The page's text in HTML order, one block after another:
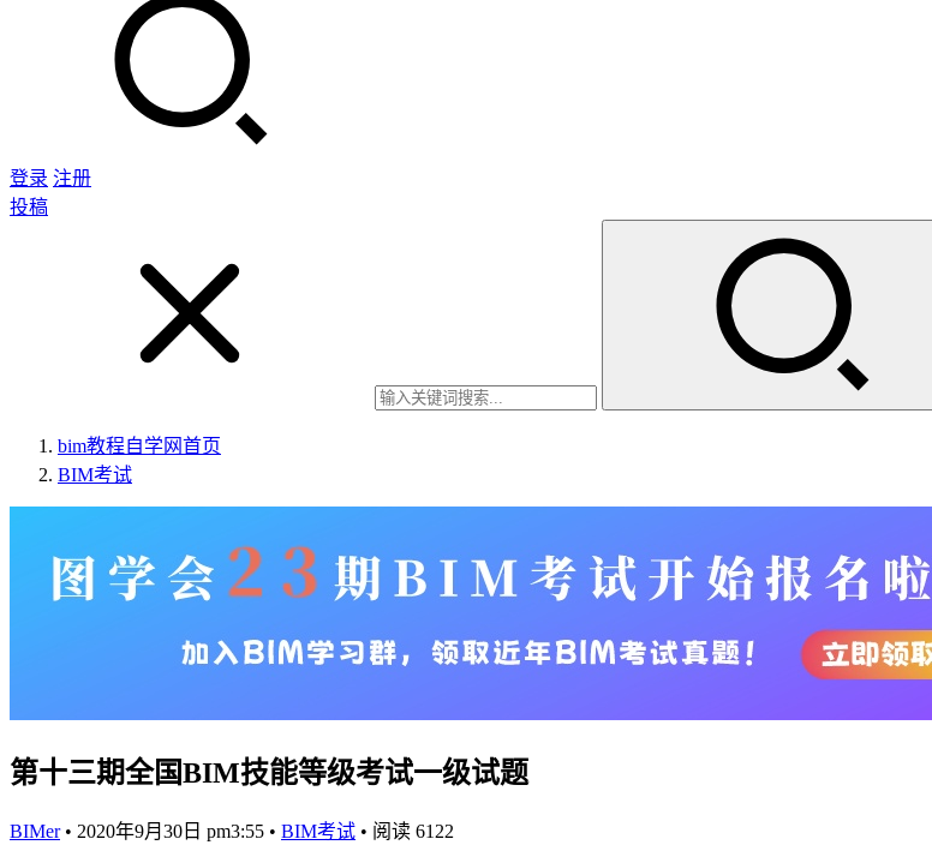
登录 注册
投稿
bim教程自学网首页
BIM考试
第十三期全国BIM技能等级考试一级试题
BIMer • 2020年9月30日 pm3:55 • BIM考试 • 阅读 6122